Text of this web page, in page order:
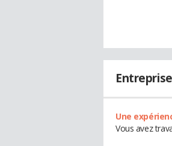
Une
Vous avez